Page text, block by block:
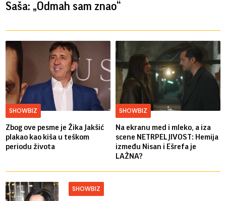
Saša: „Odmah sam znao“
SHOWBIZ
Zbog ove pesme je Žika Jakšić
plakao kao kiša u teškom
periodu života
SHOWBIZ
Na ekranu med i mleko, a iza
scene NETRPELJIVOST: Hemija
između Nisan i Ešrefa je
LAŽNA?
SHOWBIZ